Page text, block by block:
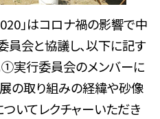
」はコロナ禍の影響で中
員会と協議し、以下に記す
①実行委員会のメンバーに
の取り組みの経緯や砂像
いてレクチャーいただき